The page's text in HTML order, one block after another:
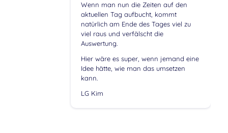
Wenn man nun die Zeiten auf den
aktuellen Tag aufbucht, kommt
natürlich am Ende des Tages viel zu
viel raus und verfälscht die
Auswertung.
Hier wäre es super, wenn jemand eine
Idee hätte, wie man das umsetzen
kann.
LG Kim